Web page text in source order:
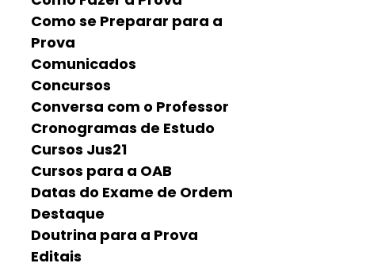
Como se Preparar para a
Prova
Comunicados
Concursos
Conversa com o Professor
Cronogramas de Estudo
Cursos Jus21
Cursos para a OAB
Datas do Exame de Ordem
Destaque
Doutrina para a Prova
Editais